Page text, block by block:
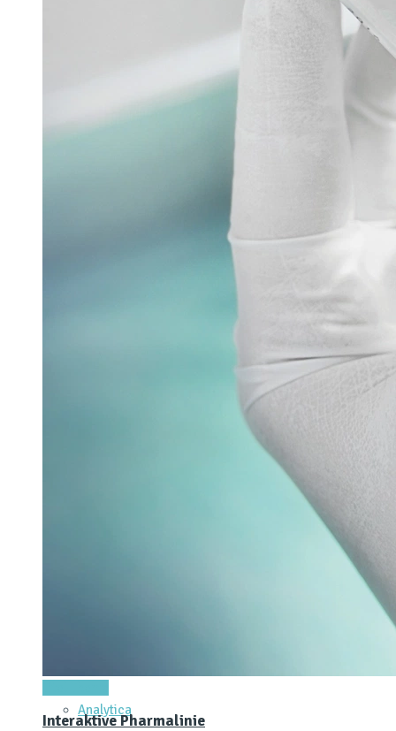
Pharmazeutische Sprühtrocknungstechnologie
Glatt stellte auf der Interpack seine
Verpackungsmaschine für vernetzte Produktion
Einen integrierten Ansatz zur Einbindung digitaler
Analytica
Interaktive Pharmalinie